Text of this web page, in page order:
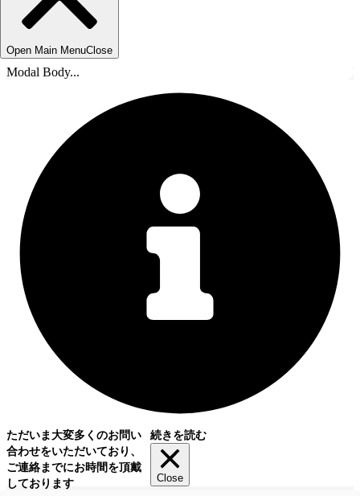
Open Main MenuClose
Modal Body...
ただいま大変多くのお問い
合わせをいただいており、
ご連絡までにお時間を頂戴
しております
続きを読む
Close